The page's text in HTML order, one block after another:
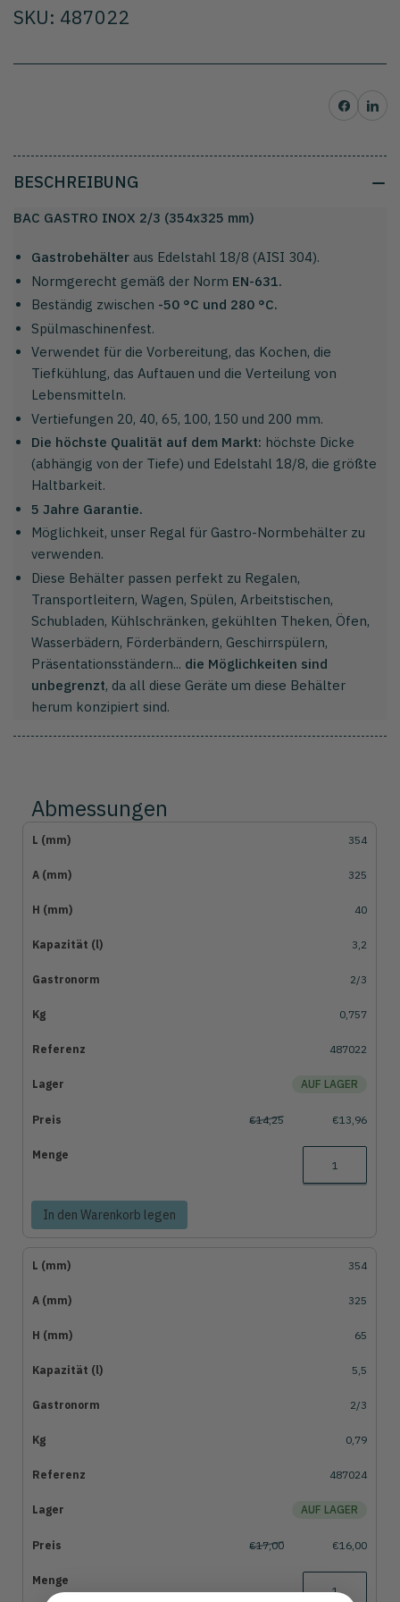
SKU: 487022
Auf Facebook teilenAuf Pinterest
BESCHREIBUNG
BAC GASTRO INOX 2/3 (354x325 mm)
Gastrobehälter aus Edelstahl 18/8 (AISI 304).
Normgerecht gemäß der Norm EN-631.
Beständig zwischen -50 °C und 280 °C.
Spülmaschinenfest.
Verwendet für die Vorbereitung, das Kochen, die
Tiefkühlung, das Auftauen und die Verteilung von
Lebensmitteln.
Vertiefungen 20, 40, 65, 100, 150 und 200 mm.
Die höchste Qualität auf dem Markt: höchste Dicke
(abhängig von der Tiefe) und Edelstahl 18/8, die größte
Haltbarkeit.
5 Jahre Garantie.
Möglichkeit, unser Regal für Gastro-Normbehälter zu
verwenden.
Diese Behälter passen perfekt zu Regalen,
Transportleitern, Wagen, Spülen, Arbeitstischen,
Schubladen, Kühlschränken, gekühlten Theken, Öfen,
Wasserbädern, Förderbändern, Geschirrspülern,
Präsentationsständern... die Möglichkeiten sind
unbegrenzt, da all diese Geräte um diese Behälter
herum konzipiert sind.
Abmessungen
354
325
40
3,2
2/3
0,757
487022
AUF LAGER
€14,25 €13,96
In den Warenkorb legen
354
325
65
5,5
2/3
0,79
487024
AUF LAGER
€17,00 €16,00